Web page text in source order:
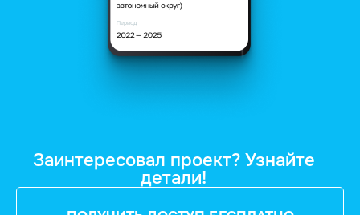
Заинтересовал проект? Узнайте
детали!